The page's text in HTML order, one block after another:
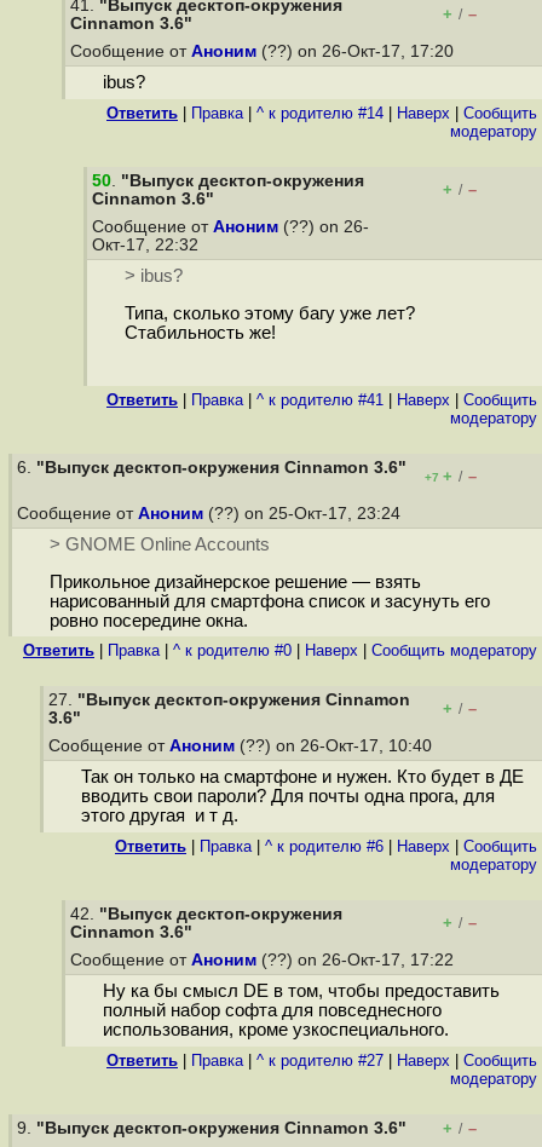
41. "Выпуск десктоп-окружения
Cinnamon 3.6"
+ / –
Сообщение от Аноним (??) on 26-Окт-17, 17:20
ibus?
Ответить Правка| ^ к родителю #14 Наверх
Cообщить
модератору
50. "Выпуск десктоп-окружения
Cinnamon 3.6"
+ / –
Сообщение от Аноним (??) on 26-
Окт-17, 22:32
> ibus?
Типа, сколько этому багу уже лет?
Стабильность же!
Ответить Правка| ^ к родителю #41 Наверх
Cообщить
модератору
6. "Выпуск десктоп-окружения Cinnamon 3.6"
+7 + / –
Сообщение от Аноним (??) on 25-Окт-17, 23:24
> GNOME Online Accounts
Прикольное дизайнерское решение — взять
нарисованный для смартфона список и засунуть его
ровно посередине окна.
Ответить Правка| ^ к родителю #0 Наверх Cообщить модератору
27. "Выпуск десктоп-окружения Cinnamon
3.6"
+ / –
Сообщение от Аноним (??) on 26-Окт-17, 10:40
Так он только на смартфоне и нужен. Кто будет в ДЕ
вводить свои пароли? Для почты одна прога, для
этого другая и т д.
Ответить Правка| ^ к родителю #6 Наверх
Cообщить
модератору
42. "Выпуск десктоп-окружения
Cinnamon 3.6"
+ / –
Сообщение от Аноним (??) on 26-Окт-17, 17:22
Ну ка бы смысл DE в том, чтобы предоставить
полный набор софта для повседнесного
использования, кроме узкоспециального.
Ответить Правка| ^ к родителю #27 Наверх
Cообщить
модератору
9. "Выпуск десктоп-окружения Cinnamon 3.6" + / –